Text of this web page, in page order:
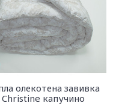
олекотена завивка
Christine капучино